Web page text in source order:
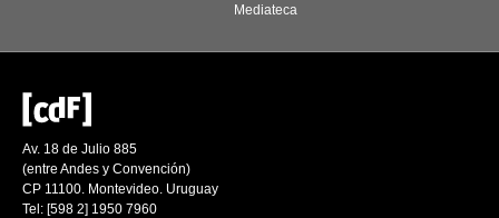
Mediateca
Av. 18 de Julio 885
(entre Andes y Convención)
CP 11100. Montevideo. Uruguay
Tel: [598 2] 1950 7960